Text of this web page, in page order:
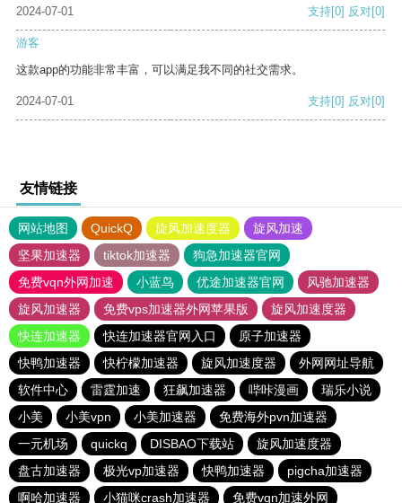
2024-07-01
支持[0] 反对[0]
游客
这款app的功能非常丰富，可以满足我不同的社交需求。
2024-07-01 支持[0] 反对[0]
友情链接
网站地图 QuickQ 旋风加速度器
旋风加速
坚果加速器
tiktok加速器
狗急加速器官网
免费vqn外网加速
小蓝鸟 优途加速器官网
风驰加速器
旋风加速器
免费vps加速器外网苹果版
旋风加速度器
快连加速器
快连加速器官网入口
原子加速器
快鸭加速器
快柠檬加速器 旋风加速度器
外网网址导航
软件中心
雷霆加速 狂飙加速器 哔咔漫画
瑞乐小说
小美
小美vpn 小美加速器
免费海外pvn加速器
一元机场
quickq DISBAO下载站
旋风加速度器
盘古加速器
极光vp加速器 快鸭加速器
pigcha加速器
啊哈加速器
小猫咪crash加速器 免费vqn加速外网